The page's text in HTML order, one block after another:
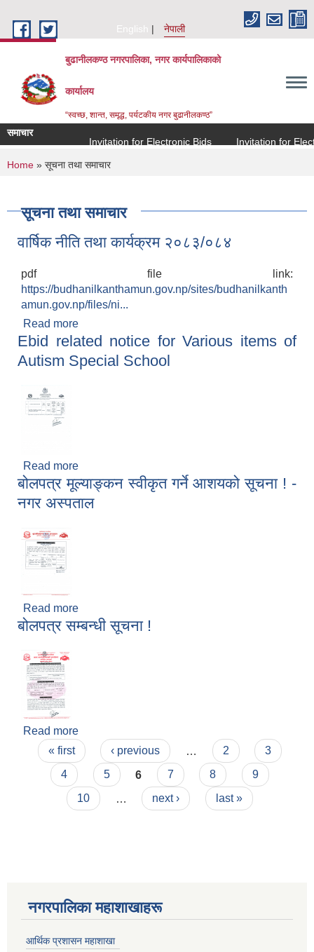
English
नेपाली
बुढानीलकण्ठ नगरपालिका, नगर कार्यपालिकाको
कार्यालय
“स्वच्छ, शान्त, समृद्ध, पर्यटकीय नगर बुढानीलकण्ठ”
समाचार
Invitation for Electronic Bids
Invitation for
You are here
Home » सूचना तथा समाचार
सूचना तथा समाचार
वार्षिक नीति तथा कार्यक्रम २०८३/०८४
pdf file link:
https://budhanilkanthamun.gov.np/sites/budhanilkanth
amun.gov.np/files/ni...
Read more
Ebid related notice for Various items of
Autism Special School
Read more
Autism Special School
बोलपत्र मूल्याङ्कन स्वीकृत गर्ने आशयको सूचना ! -
नगर अस्पताल
Read more
नगर अस्पताल
बोलपत्र सम्बन्धी सूचना !
Read more
Pages
« first ‹ previous 2
3
4
5 6 7 8
9
10
next › last »
नगरपालिका महाशाखाहरू
आर्थिक प्रशासन महाशाखा